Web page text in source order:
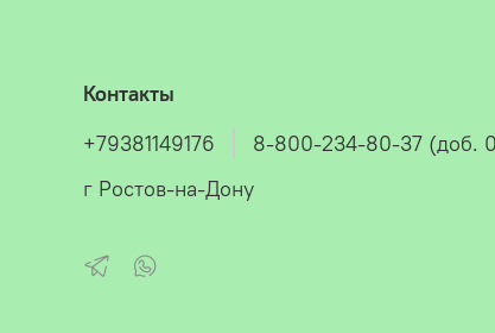
Контакты
+79381149176
8-800-234-80-37 (доб.
г Ростов-на-Дону